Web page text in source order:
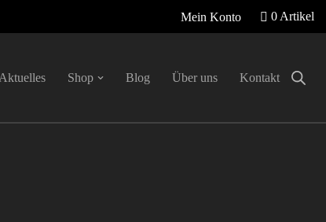
Mein Konto 0 Artikel
Aktuelles Shop Blog Über uns Kontakt